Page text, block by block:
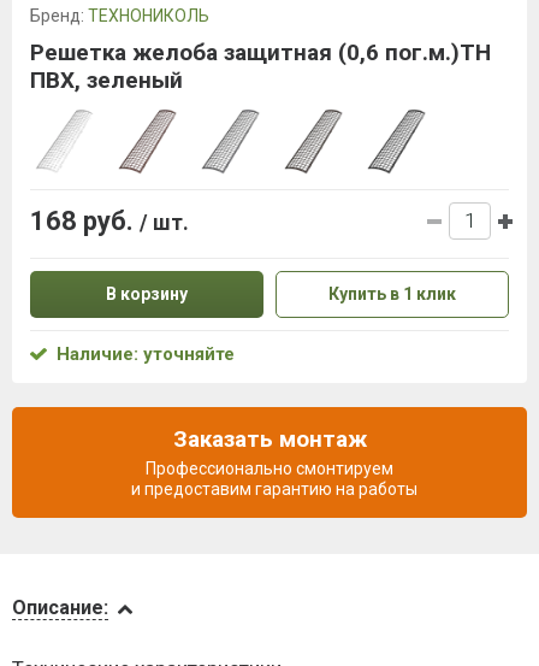
Описание:
Бренд: ТЕХНОНИКОЛЬ
Решетка желоба защитная (0,6 пог.м.)ТН
ПВХ, зеленый
168 руб. / шт.
В корзину Купить в 1 клик
Наличие: уточняйте
Заказать монтаж
Профессионально смонтируем
и предоставим гарантию на работы